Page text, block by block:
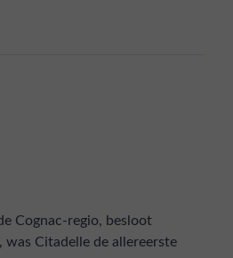
Cognac-regio, besloot
Citadelle de allereerste